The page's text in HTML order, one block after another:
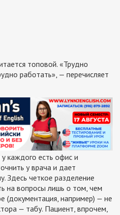
топовой. «Трудно
работать», — перечисляет
каждого есть офис и
у врача и дает
Здесь четкое разделение
на вопросы лишь о том, чем
(документация, например) — не
— табу. Пациент, впрочем,